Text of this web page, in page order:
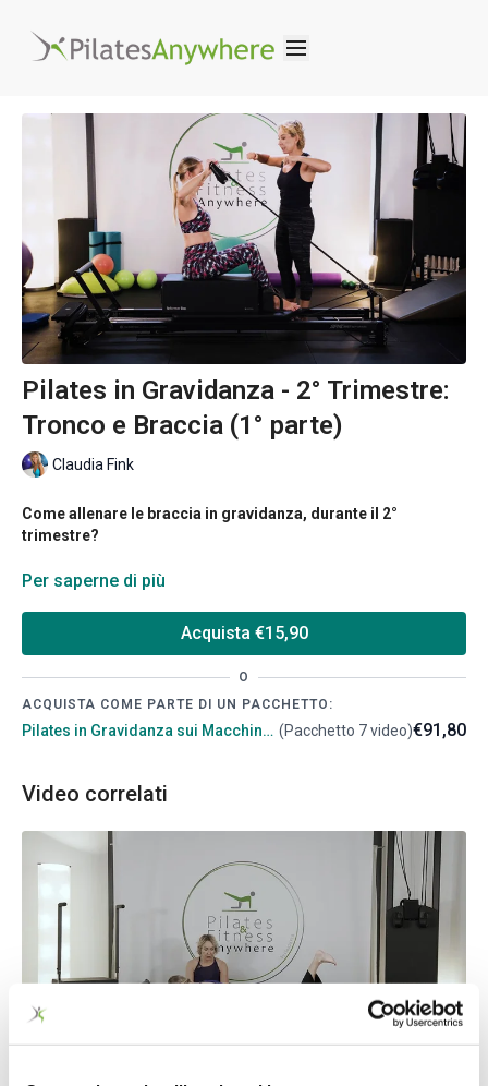
Pilates in Gravidanza - 2° Trimestre:
Tronco e Braccia (1° parte)
Claudia Fink
Come allenare le braccia in gravidanza, durante il 2°
trimestre?
È importante rimanere allenate durante la gravidanza e
essere adattati per rispettare i cambiamenti del corpo,
concentrandosi su movimenti che rafforzano le braccia e
Per saperne di più
Acquista €15,90
O
ACQUISTA COME PARTE DI UN PACCHETTO:
Pilates in Gravidanza sui Macchinari (Pacchetto 7 video)€91,80
Video correlati